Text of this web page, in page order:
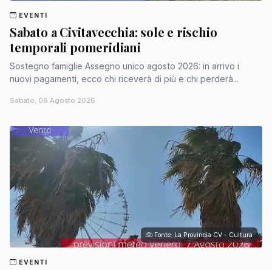
EVENTI
Sabato a Civitavecchia: sole e rischio
temporali pomeridiani
Sostegno famiglie Assegno unico agosto 2026: in arrivo i
nuovi pagamenti, ecco chi riceverà di più e chi perderà...
Sabato, 08 Agosto 2026
Fonte: La Provincia CV - Cultura
EVENTI